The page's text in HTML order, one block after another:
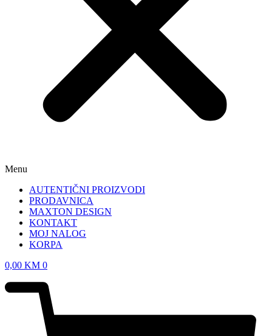
Menu
AUTENTIČNI PROIZVODI
PRODAVNICA
MAXTON DESIGN
KONTAKT
MOJ NALOG
KORPA
0,00 KM 0